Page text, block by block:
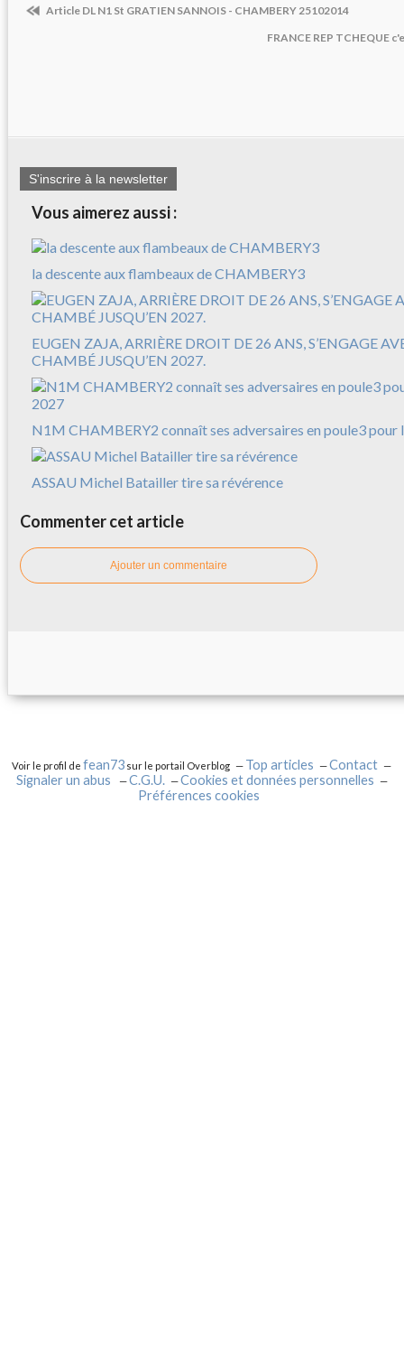
Article DL N1 St GRATIEN SANNOIS - CHAMBERY 25102014
FRANCE REP TCHEQUE
S'inscrire à la newsletter
Vous aimerez aussi :
la descente aux flambeaux de CHAMBERY3
EUGEN ZAJA, ARRIÈRE DROIT DE 26 ANS, S’ENGAGE
CHAMBÉ JUSQU’EN 2027.
N1M CHAMBERY2 connaît ses adversaires en poule3 pour
ASSAU Michel Batailler tire sa révérence
Commenter cet article
Ajouter un commentaire
Voir le profil defean73 sur le portail Overblog Top articles
Contact
Signaler un abus
C.G.U.
Cookies et données personnelles
Préférences cookies